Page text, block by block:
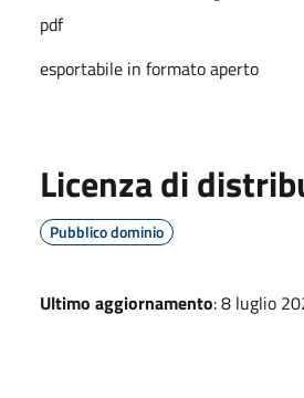
pdf
esportabile in formato aperto
Licenza di
Pubblico dominio
Ultimo aggiornamento: 8 luglio